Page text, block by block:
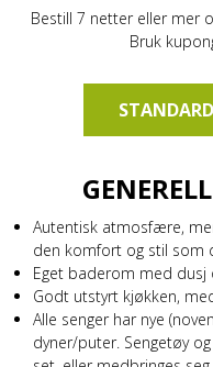
Bestill 7 netter eller mer
Bruk
Autentisk atmosfære,
den komfort og stil som
Eget baderom med dusj
Godt utstyrt kjøkken,
Alle senger har nye
dyner/puter. Sengetøy